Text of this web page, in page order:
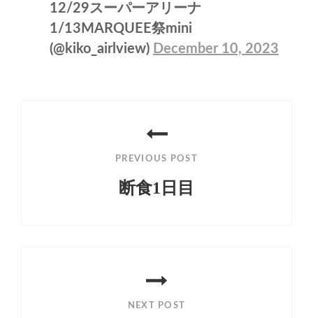
12/29スーパーアリーナ
1/13MARQUEE祭mini
(@kiko_airlview) December 10, 2023
PREVIOUS POST
断食1日目
NEXT POST